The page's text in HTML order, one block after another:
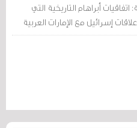
اتفاقيات أبراهام التاريخية التي
إسرائيل مع الإمارات العربية
والبحرين. الاتفاقية، التي دعمتها
القيود على الدول الخليجية،
المقبل.